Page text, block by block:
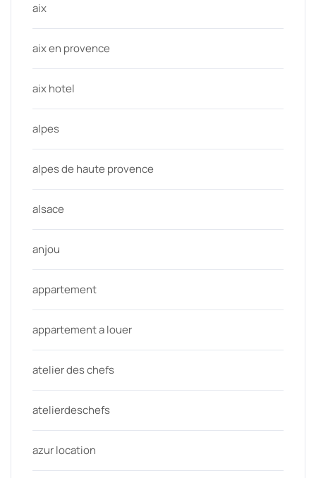
aix
aix en provence
aix hotel
alpes
alpes de haute provence
alsace
anjou
appartement
appartement a louer
atelier des chefs
atelierdeschefs
azur location